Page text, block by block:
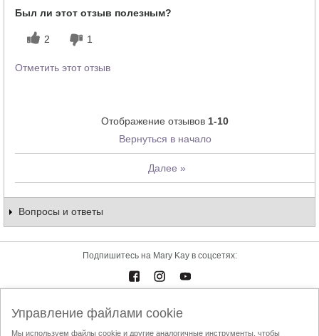
Был ли этот отзыв полезным?
2 1
Отметить этот отзыв
Отображение отзывов 1-10
Вернуться в начало
Далее »
Вопросы и ответы
Подпишитесь на Mary Kay в соцсетях:
Каталоги Контакты
Управление файлами cookie
Мы используем файлы cookie и другие аналогичные инструменты, чтобы